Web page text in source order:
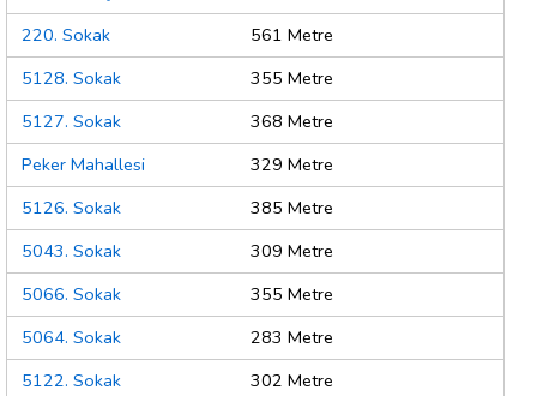
220. Sokak
561 Metre
5128. Sokak
355 Metre
5127. Sokak
368 Metre
Peker Mahallesi
329 Metre
5126. Sokak
385 Metre
5043. Sokak
309 Metre
5066. Sokak
355 Metre
5064. Sokak
283 Metre
5122. Sokak
302 Metre